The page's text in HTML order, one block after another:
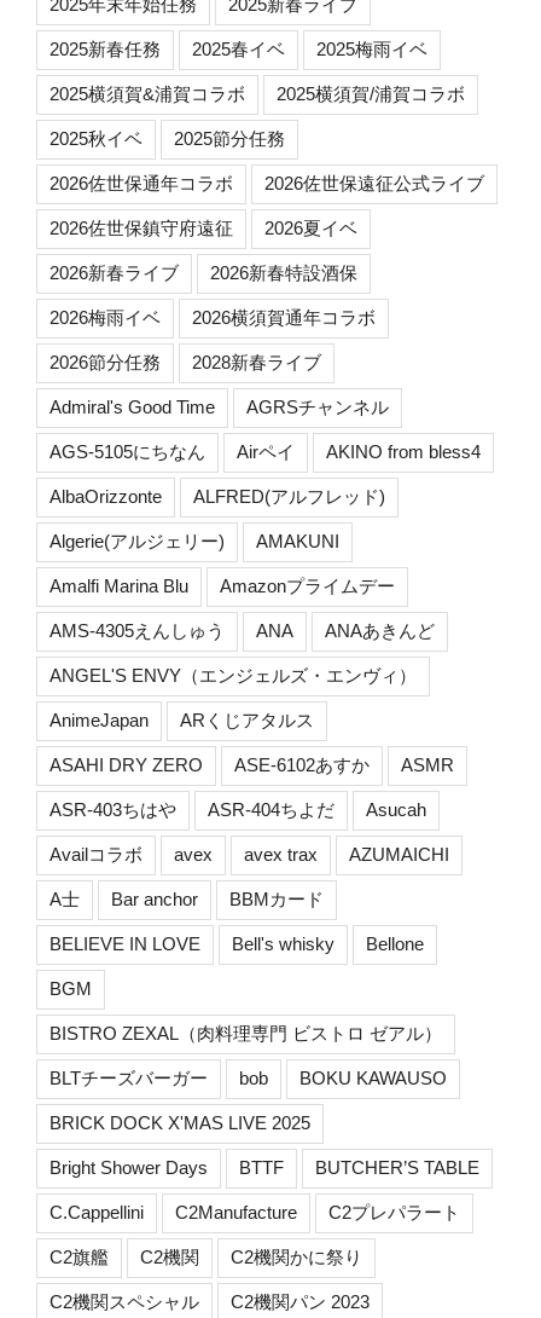
2025新春任務 2025春イベ 2025梅雨イベ
2025横須賀&浦賀コラボ 2025横須賀/浦賀コラボ
2025秋イベ 2025節分任務
2026佐世保通年コラボ 2026佐世保遠征公式ライブ
2026佐世保鎮守府遠征 2026夏イベ
2026新春ライブ 2026新春特設酒保
2026梅雨イベ 2026横須賀通年コラボ
2026節分任務 2028新春ライブ
Admiral's Good Time AGRSチャンネル
AGS-5105にちなん Airペイ AKINO from bless4
AlbaOrizzonte ALFRED(アルフレッド)
Algerie(アルジェリー) AMAKUNI
Amalfi Marina Blu Amazonプライムデー
AMS-4305えんしゅう ANA ANAあきんど
ANGEL'S ENVY（エンジェルズ・エンヴィ）
AnimeJapan ARくじアタルス
ASAHI DRY ZERO ASE-6102あすか ASMR
ASR-403ちはや ASR-404ちよだ Asucah
Availコラボ avex avex trax AZUMAICHI
A士 Bar anchor BBMカード
BELIEVE IN LOVE Bell's whisky Bellone
BGM
BISTRO ZEXAL（肉料理専門 ビストロ ゼアル）
BLTチーズバーガー bob BOKU KAWAUSO
BRICK DOCK X'MAS LIVE 2025
Bright Shower Days BTTF BUTCHER’S TABLE
C.Cappellini C2Manufacture C2プレパラート
C2旗艦 C2機関 C2機関かに祭り
C2機関スペシャル C2機関パン 2023